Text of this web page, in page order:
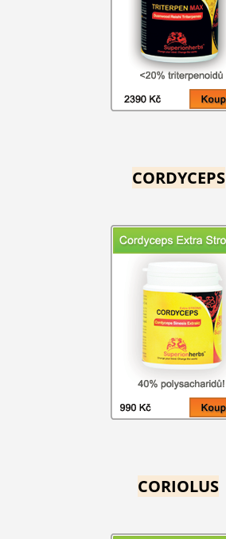
CORDYCEPS
CORIOLUS